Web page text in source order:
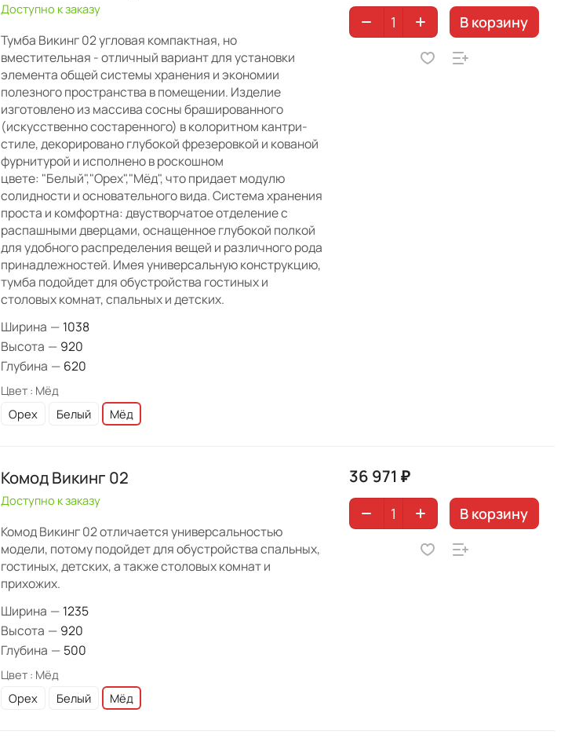
Доступно к заказу
Тумба Викинг 02 угловая компактная, но
вместительная - отличный вариант для установки
элемента общей системы хранения и экономии
полезного пространства в помещении. Изделие
изготовлено из массива сосны брашированного
(искусственно состаренного) в колоритном кантри-
стиле, декорировано глубокой фрезеровкой и кованой
фурнитурой и исполнено в роскошном
цвете: "Белый","Орех","Мёд", что придает модулю
солидности и основательного вида. Система хранения
проста и комфортна: двустворчатое отделение с
распашными дверцами, оснащенное глубокой полкой
для удобного распределения вещей и различного рода
принадлежностей. Имея универсальную конструкцию,
тумба подойдет для обустройства гостиных и
столовых комнат, спальных и детских.
Ширина — 1038
Высота — 920
Глубина — 620
Цвет : Мёд
Орех
Белый Мёд
В корзину
Комод Викинг 02
Доступно к заказу
Комод Викинг 02 отличается универсальностью
модели, потому подойдет для обустройства спальных,
гостиных, детских, а также столовых комнат и
прихожих.
Ширина — 1235
Высота — 920
Глубина — 500
Цвет : Мёд
Орех
Белый Мёд
36 971 ₽
В корзину